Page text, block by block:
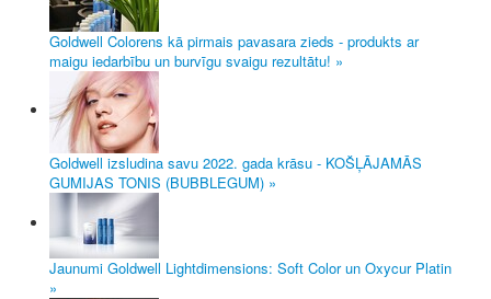
Goldwell Colorens kā pirmais pavasara zieds - produkts ar
maigu iedarbību un burvīgu svaigu rezultātu! »
Goldwell izsludina savu 2022. gada krāsu - KOŠĻĀJAMĀS
GUMIJAS TONIS (BUBBLEGUM) »
Jaunumi Goldwell Lightdimensions: Soft Color un Oxycur Platin
»